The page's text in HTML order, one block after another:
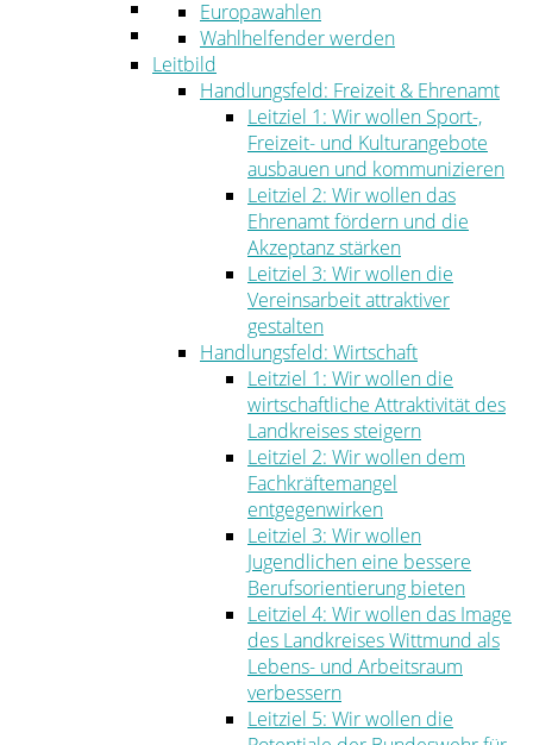
Umwelt
Ordnung
Europawahlen
Wahlhelfender werden
Leitbild
Handlungsfeld: Freizeit & Ehrenamt
Leitziel 1: Wir wollen Sport-,
Freizeit- und Kulturangebote
ausbauen und kommunizieren
Leitziel 2: Wir wollen das
Ehrenamt fördern und die
Akzeptanz stärken
Leitziel 3: Wir wollen die
Vereinsarbeit attraktiver
gestalten
Handlungsfeld: Wirtschaft
Leitziel 1: Wir wollen die
wirtschaftliche Attraktivität des
Landkreises steigern
Leitziel 2: Wir wollen dem
Fachkräftemangel
entgegenwirken
Leitziel 3: Wir wollen
Jugendlichen eine bessere
Berufsorientierung bieten
Leitziel 4: Wir wollen das Image
des Landkreises Wittmund als
Lebens- und Arbeitsraum
verbessern
Leitziel 5: Wir wollen die